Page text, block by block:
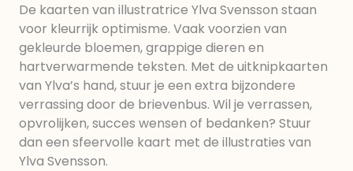
De kaarten van illustratrice Ylva Svensson staan
voor kleurrijk optimisme. Vaak voorzien van
gekleurde bloemen, grappige dieren en
hartverwarmende teksten. Met de uitknipkaarten
van Ylva’s hand, stuur je een extra bijzondere
verrassing door de brievenbus. Wil je verrassen,
opvrolijken, succes wensen of bedanken? Stuur
dan een sfeervolle kaart met de illustraties van
Ylva Svensson.